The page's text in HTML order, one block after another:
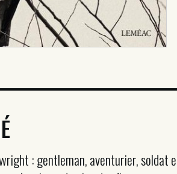
: gentleman, aventurier, soldat